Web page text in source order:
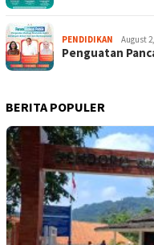
PENDIDIKAN August
Penguatan
BERITA POPULER